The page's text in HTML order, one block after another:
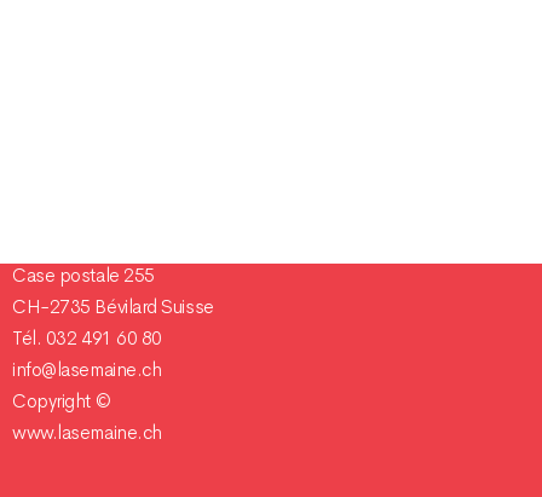
Case postale 255
CH-2735 Bévilard Suisse
Tél. 032 491 60 80
info@lasemaine.ch
Copyright ©
www.lasemaine.ch